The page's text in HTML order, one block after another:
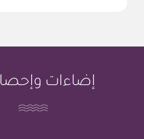
إضاءات